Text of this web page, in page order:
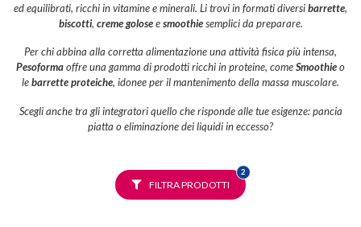
ed equilibrati, ricchi in vitamine e minerali. Li trovi in formati diversibarrette,
biscotti, creme goloseesmoothiesemplici da preparare.
Per chi abbina alla corretta alimentazione una attività fisica più intensa,
Pesoformaoffre una gamma di prodotti ricchi in proteine, comeSmoothieo
lebarrette proteiche, idonee per il mantenimento della massa muscolare.
Scegli anche tra gli integratori quello che risponde alle tue esigenze: pancia
piatta o eliminazione dei liquidi in eccesso?
FILTRA PRODOTTI
2FILTRI
SELEZIONATI